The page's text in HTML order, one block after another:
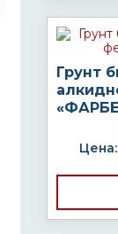
Грунт
Цена: